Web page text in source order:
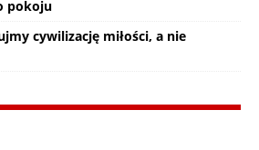
pokoju
cywilizację miłości, a nie